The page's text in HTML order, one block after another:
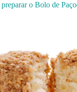
preparar o Bolo de